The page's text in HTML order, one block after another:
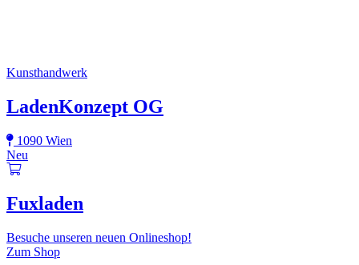
Kunsthandwerk
LadenKonzept OG
1090 Wien
Neu
Fuxladen
Besuche unseren neuen Onlineshop!
Zum Shop